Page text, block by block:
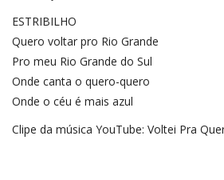
ESTRIBILHO
Quero voltar pro Rio Grande
Pro meu Rio Grande do Sul
Onde canta o quero-quero
Onde o céu é mais azul
Clipe da música YouTube: Voltei Pra